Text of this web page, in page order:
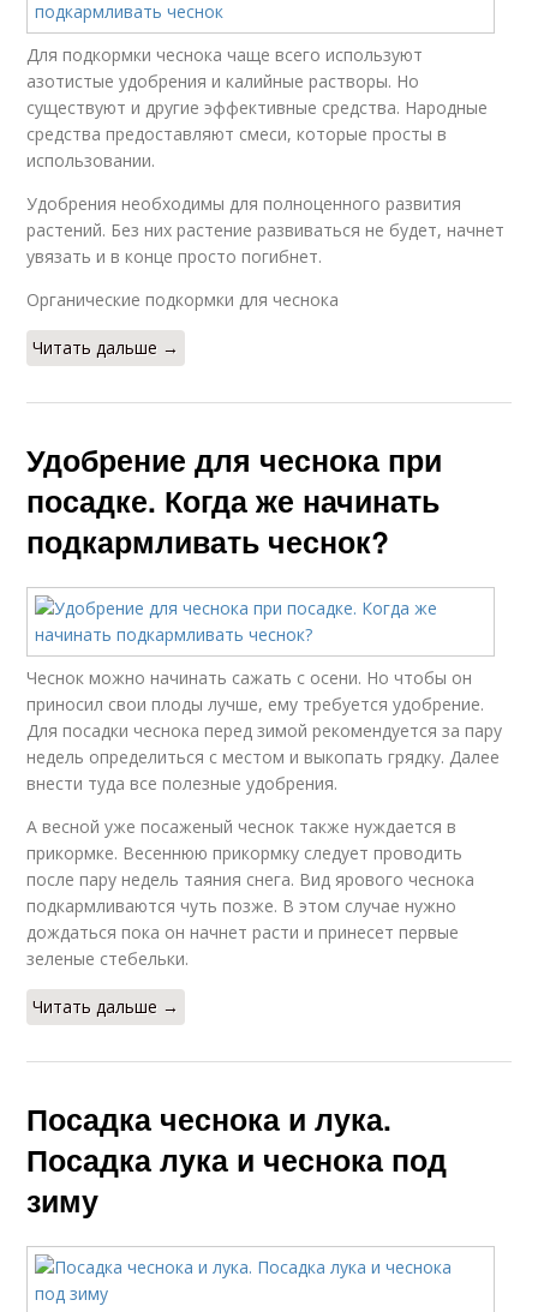
Для подкормки чеснока чаще всего используют
азотистые удобрения и калийные растворы. Но
существуют и другие эффективные средства. Народные
средства предоставляют смеси, которые просты в
использовании.
Удобрения необходимы для полноценного развития
растений. Без них растение развиваться не будет, начнет
увязать и в конце просто погибнет.
Органические подкормки для чеснока
Читать дальше →
Удобрение для чеснока при
посадке. Когда же начинать
подкармливать чеснок?
Чеснок можно начинать сажать с осени. Но чтобы он
приносил свои плоды лучше, ему требуется удобрение.
Для посадки чеснока перед зимой рекомендуется за пару
недель определиться с местом и выкопать грядку. Далее
внести туда все полезные удобрения.
А весной уже посаженый чеснок также нуждается в
прикормке. Весеннюю прикормку следует проводить
после пару недель таяния снега. Вид ярового чеснока
подкармливаются чуть позже. В этом случае нужно
дождаться пока он начнет расти и принесет первые
зеленые стебельки.
Читать дальше →
Посадка чеснока и лука.
Посадка лука и чеснока под
зиму